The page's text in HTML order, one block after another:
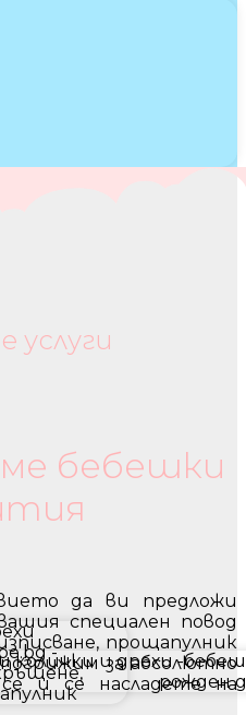
бебешки
да ви предложи
специален повод
прощапулник
за абсолютно
и се насладете на